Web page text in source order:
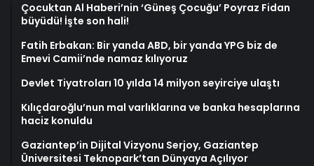
Çocuktan Al Haberi’nin ‘Güneş Çocuğu’ Poyraz Fidan
büyüdü! İşte son hali!
Fatih Erbakan: Bir yanda ABD, bir yanda YPG biz de
Emevi Camii’nde namaz kılıyoruz
Devlet Tiyatroları 10 yılda 14 milyon seyirciye ulaştı
Kılıçdaroğlu’nun mal varlıklarına ve banka hesaplarına
haciz konuldu
Gaziantep’in Dijital Vizyonu Serjoy, Gaziantep
Üniversitesi Teknopark’tan Dünyaya Açılıyor